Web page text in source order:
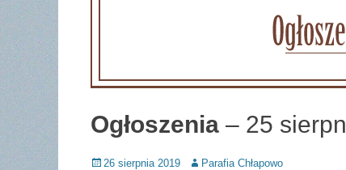
Ogłoszenia – 25
Posted
26 sierpnia 2019 Author
Parafia Chłapowo